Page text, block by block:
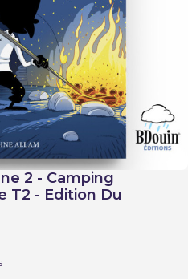
2 - Camping
T2 - Edition Du